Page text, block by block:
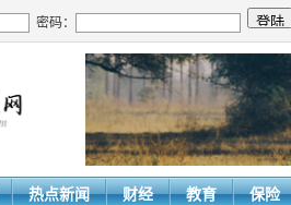
密码：
热点新闻 财经 教育 保险